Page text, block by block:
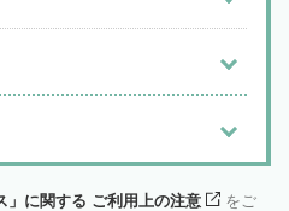
」に関する ご利用上の注意
をご